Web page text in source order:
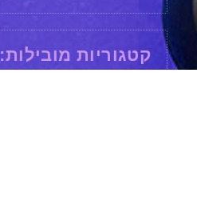
קטגוריות מובילות: